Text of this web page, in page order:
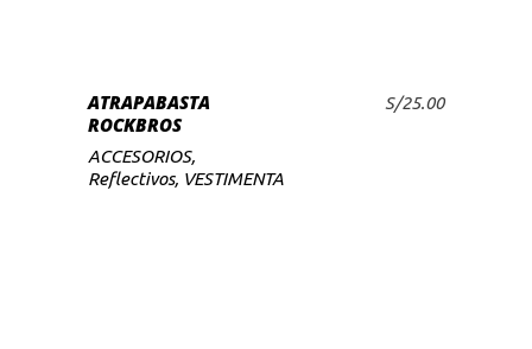
AÑADIR AL CARRITO
ATRAPABASTA
ROCKBROS
S/25.00
ACCESORIOS,
Reflectivos, VESTIMENTA